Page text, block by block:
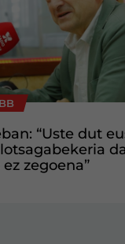
“Uste dut
zegoena”